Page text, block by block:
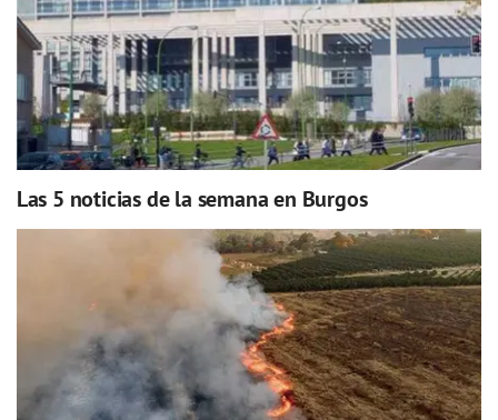
Las 5 noticias de la semana en Burgos